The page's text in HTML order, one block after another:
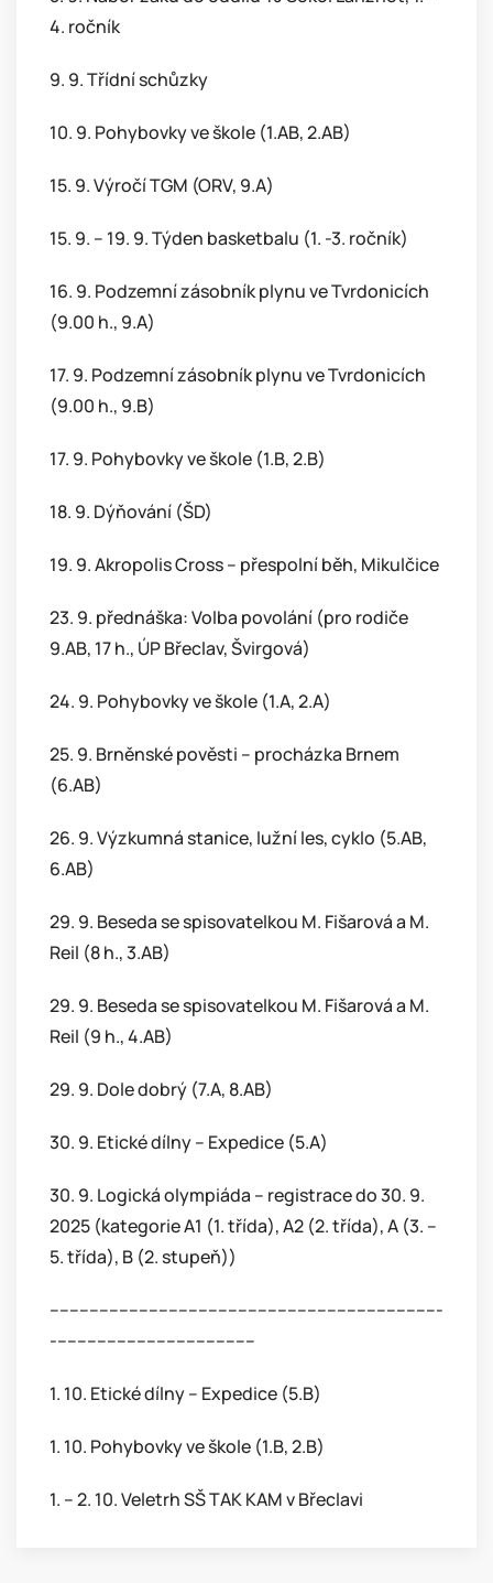
4. ročník
9. 9. Třídní schůzky
10. 9. Pohybovky ve škole (1.AB, 2.AB)
15. 9. Výročí TGM (ORV, 9.A)
15. 9. – 19. 9. Týden basketbalu (1. -3. ročník)
16. 9. Podzemní zásobník plynu ve Tvrdonicích
(9.00 h., 9.A)
17. 9. Podzemní zásobník plynu ve Tvrdonicích
(9.00 h., 9.B)
17. 9. Pohybovky ve škole (1.B, 2.B)
18. 9. Dýňování (ŠD)
19. 9. Akropolis Cross – přespolní běh, Mikulčice
23. 9. přednáška: Volba povolání (pro rodiče
9.AB, 17 h., ÚP Břeclav, Švirgová)
24. 9. Pohybovky ve škole (1.A, 2.A)
25. 9. Brněnské pověsti – procházka Brnem
(6.AB)
26. 9. Výzkumná stanice, lužní les, cyklo (5.AB,
6.AB)
29. 9. Beseda se spisovatelkou M. Fišarová a M.
Reil (8 h., 3.AB)
29. 9. Beseda se spisovatelkou M. Fišarová a M.
Reil (9 h., 4.AB)
29. 9. Dole dobrý (7.A, 8.AB)
30. 9. Etické dílny – Expedice (5.A)
30. 9. Logická olympiáda – registrace do 30. 9.
2025 (kategorie A1 (1. třída), A2 (2. třída), A (3. –
5. třída), B (2. stupeň))
-------------------------------------------------------------------------------
-----------------------------------------
1. 10. Etické dílny – Expedice (5.B)
1. 10. Pohybovky ve škole (1.B, 2.B)
1. – 2. 10. Veletrh SŠ TAK KAM v Břeclavi